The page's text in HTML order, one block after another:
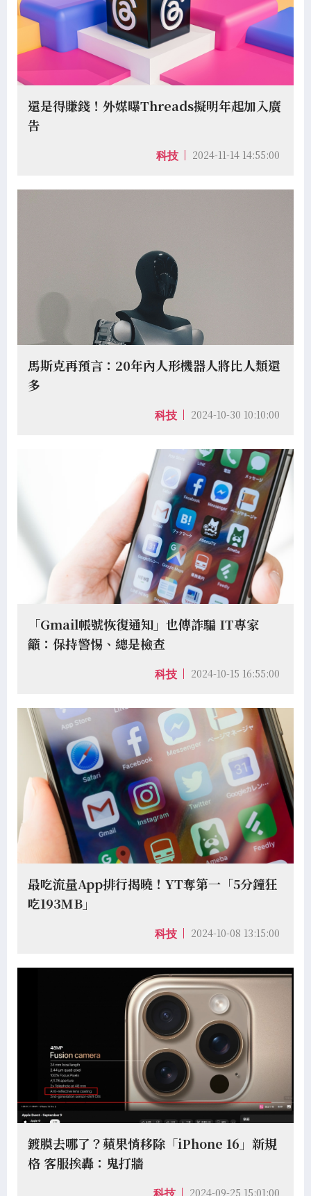
還是得賺錢！外媒曝Threads擬明年起加入廣
告
科技 2024-11-14 14:55:00
馬斯克再預言：20年內人形機器人將比人類還
多
科技 2024-10-30 10:10:00
「Gmail帳號恢復通知」也傳詐騙 IT專家
籲：保持警惕、總是檢查
科技 2024-10-15 16:55:00
最吃流量App排行揭曉！YT奪第一「5分鐘狂
吃193MB」
科技 2024-10-08 13:15:00
鍍膜去哪了？蘋果悄移除「iPhone 16」新規
格 客服挨轟：鬼打牆
2024-09-25 15:01:00